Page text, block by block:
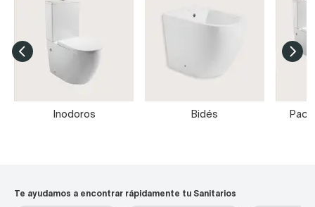
Inodoros Bidés
Te ayudamos a encontrar rápidamente tu Sanitarios